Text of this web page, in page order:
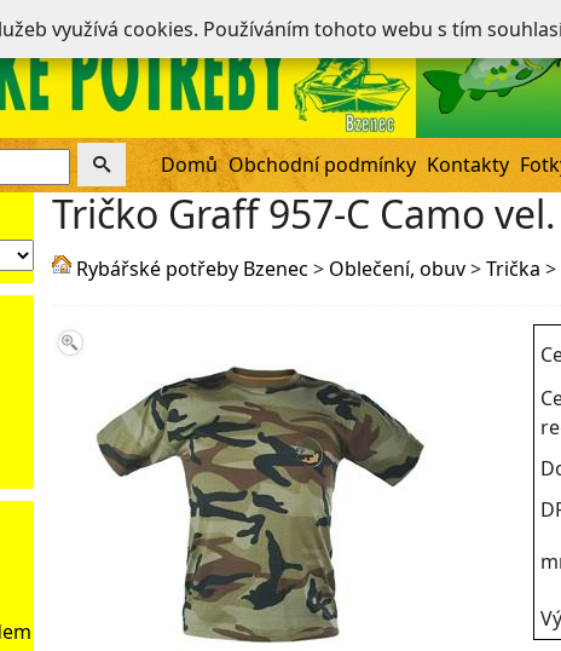
Domů Obchodní podmínky Kontakty
Tričko Graff 957-C Camo vel.
Rybářské potřeby Bzenec > Oblečení, obuv>Trička >
využívá cookies. Používáním tohoto webu s tím